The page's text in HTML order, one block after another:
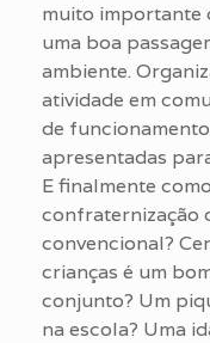
muito importante
uma boa
ambiente.
atividade em
de
apresentadas
E finalmente
confraternização
convencional?
crianças é um
conjunto? Um
na escola? Uma